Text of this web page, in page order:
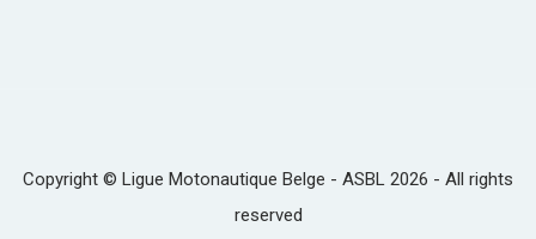
Copyright © Ligue Motonautique Belge - ASBL 2026 - All rights
reserved